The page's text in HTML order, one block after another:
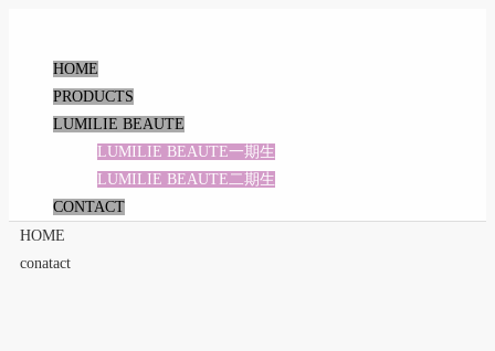
HOME
PRODUCTS
LUMILIE BEAUTE
LUMILIE BEAUTE一期生
LUMILIE BEAUTE二期生
CONTACT
HOME
conatact